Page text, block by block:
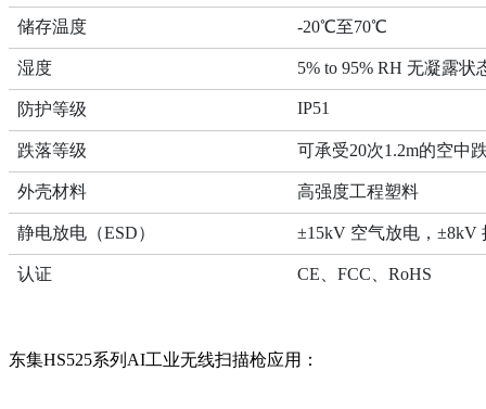
储存温度 -20℃至70℃
湿度 5% to 95% RH 无凝露状
防护等级 IP51
跌落等级 可承受20次1.2m的空中
外壳材料 高强度工程塑料
静电放电（ESD） ±15kV 空气放电，±8kV
认证 CE、FCC、RoHS
东集HS525系列AI工业无线扫描枪应用：